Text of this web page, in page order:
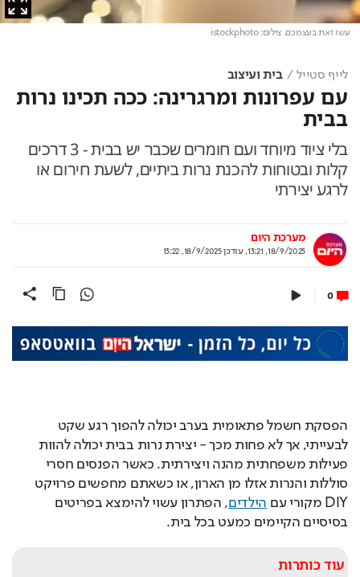
עשו זאת בעצמכם. צילום: istockphoto
לייף סטייל בית ועיצוב
עם עפרונות ומרגרינה: ככה תכינו נרות
בבית
בלי ציוד מיוחד ועם חומרים שכבר יש בבית - 3 דרכים
קלות ובטוחות להכנת נרות ביתיים, לשעת חירום או
לרגע יצירתי
מערכת היום
18/9/2025, 13:21
, עודכן18/9/2025, 13:22
0
DIY מקורי עם
הילדים
בסיסיים הקיימים כמעט בכל בית.
עוד כותרות